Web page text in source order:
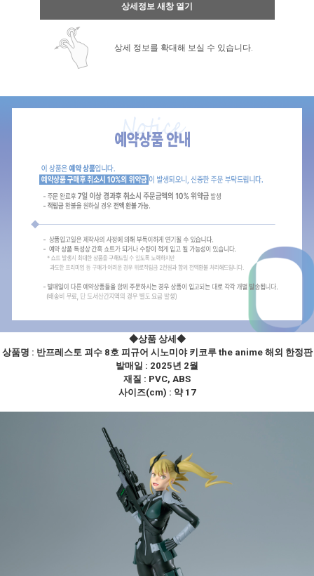
상세정보 새창 열기
상세 정보를 확대해 보실 수 있습니다.
◆상품 상세◆
상품명 : 반프레스토 괴수 8호 피규어 시노미야 키코루 the anime 해외 한정판
발매일 : 2025년 2월
재질 : PVC, ABS
사이즈(cm) : 약 17